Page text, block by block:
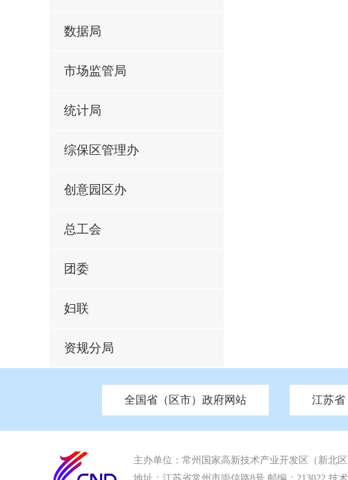
数据局
市场监管局
统计局
综保区管理办
创意园区办
总工会
团委
妇联
资规分局
全国省（区市）政府网站
北京 天津 重庆 河南 河北 山西
江苏省
中国江苏 南京市政府 苏州市政府 无
市发改委 市工信局 市教育局 市科技局
市应急管理局 市审计局 市外事办 市生
主办单位：常州国家高新技术产业开发区（新北